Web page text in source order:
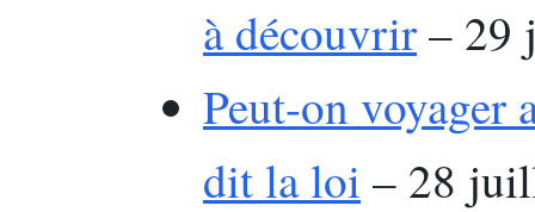
à découvrir– 29
Peut-on voyager
dit la loi – 28